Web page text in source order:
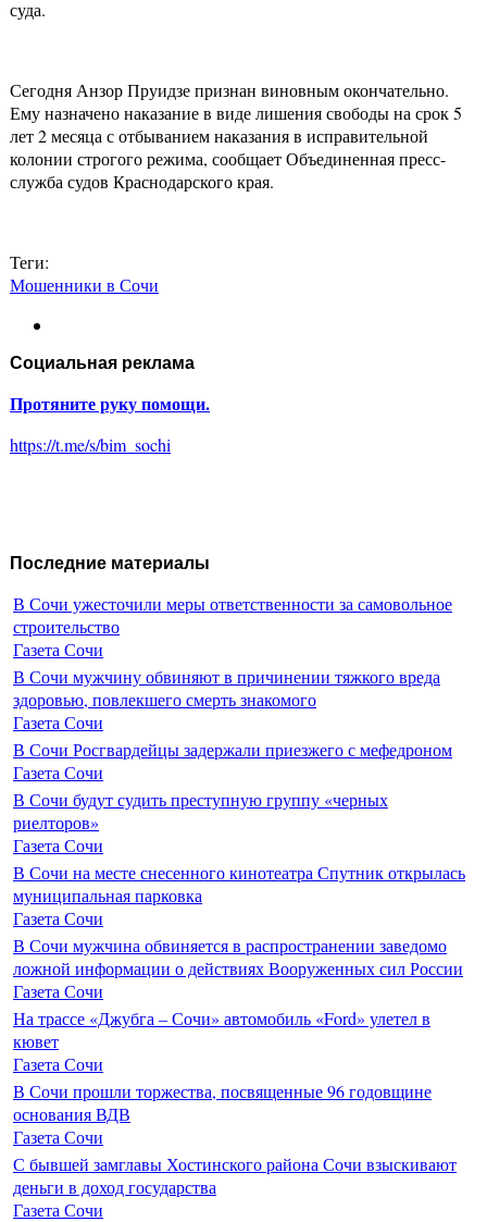
суда.
Сегодня Анзор Пруидзе признан виновным окончательно.
Ему назначено наказание в виде лишения свободы на срок 5
лет 2 месяца с отбыванием наказания в исправительной
колонии строгого режима, сообщает Объединенная пресс-
служба судов Краснодарского края.
Теги:
Мошенники в Сочи
Социальная реклама
Протяните руку помощи.
https://t.me/s/bim_sochi
Последние материалы
В Сочи ужесточили меры ответственности за самовольное
строительство
Газета Сочи
В Сочи мужчину обвиняют в причинении тяжкого вреда
здоровью, повлекшего смерть знакомого
Газета Сочи
В Сочи Росгвардейцы задержали приезжего с мефедроном
Газета Сочи
В Сочи будут судить преступную группу «черных
риелторов»
Газета Сочи
В Сочи на месте снесенного кинотеатра Спутник открылась
муниципальная парковка
Газета Сочи
В Сочи мужчина обвиняется в распространении заведомо
ложной информации о действиях Вооруженных сил России
Газета Сочи
На трассе «Джубга – Сочи» автомобиль «Ford» улетел в
кювет
Газета Сочи
В Сочи прошли торжества, посвященные 96 годовщине
основания ВДВ
Газета Сочи
С бывшей замглавы Хостинского района Сочи взыскивают
деньги в доход государства
Газета Сочи